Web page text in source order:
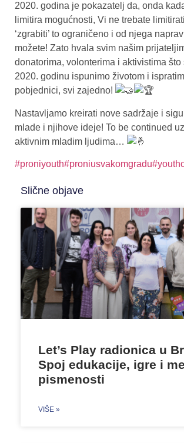
2020. godina je pokazatelj da, onda
limitira mogućnosti, Vi ne trebate
‘zgrabiti’ to ograničeno i od njega
možete! Zato hvala svim našim
donatorima, volonterima i aktivistima što
2020. godinu ispunimo životom i
pobjednici, svi zajedno!
Nastavljamo kreirati nove sadržaje i
mlade i njihove ideje! To be continued
aktivnim mladim ljudima…
#proniyouth#proniusvakomgradu
Slične objave
Let’s Play radionica u
Spoj edukacije, igre i
pismenosti
VIŠE »